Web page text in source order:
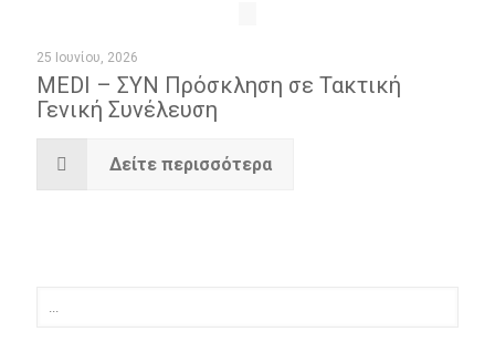
25 Ιουνίου, 2026
MEDI – ΣΥΝ Πρόσκληση σε Τακτική
Γενική Συνέλευση
Δείτε περισσότερα